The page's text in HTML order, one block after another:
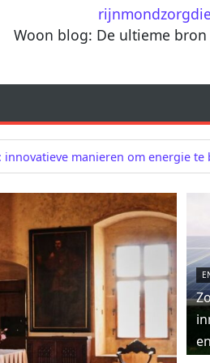
Woon blog: De ultieme
manieren om energie te